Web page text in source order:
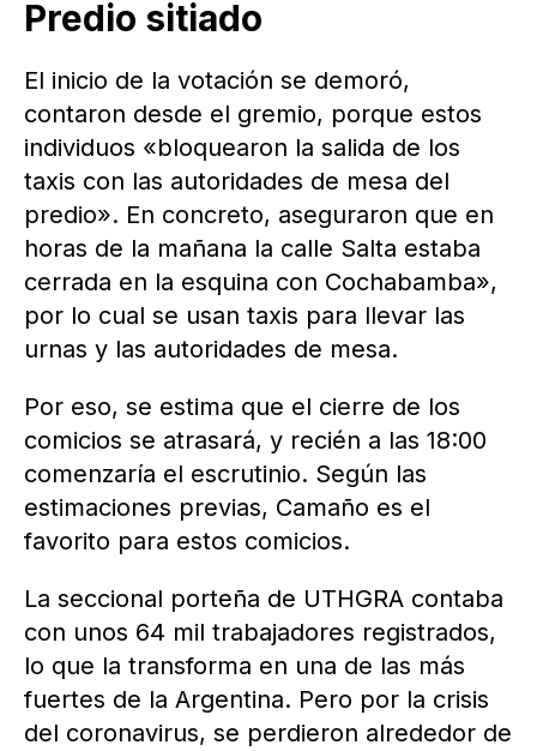
Predio sitiado
El inicio de la votación se demoró,
contaron desde el gremio, porque estos
individuos «bloquearon la salida de los
taxis con las autoridades de mesa del
predio». En concreto, aseguraron que en
horas de la mañana la calle Salta estaba
cerrada en la esquina con Cochabamba»,
por lo cual se usan taxis para llevar las
urnas y las autoridades de mesa.
Por eso, se estima que el cierre de los
comicios se atrasará, y recién a las 18:00
comenzaría el escrutinio. Según las
estimaciones previas, Camaño es el
favorito para estos comicios.
La seccional porteña de UTHGRA contaba
con unos 64 mil trabajadores registrados,
lo que la transforma en una de las más
fuertes de la Argentina. Pero por la crisis
del coronavirus, se perdieron alrededor de